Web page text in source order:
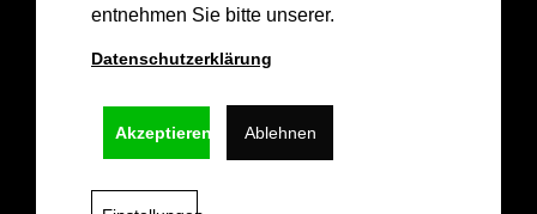
Hochstr. 36,
Datenschutz
entnehmen Sie bitte unserer.
Datenschutzerklärung
Akzeptieren Ablehnen